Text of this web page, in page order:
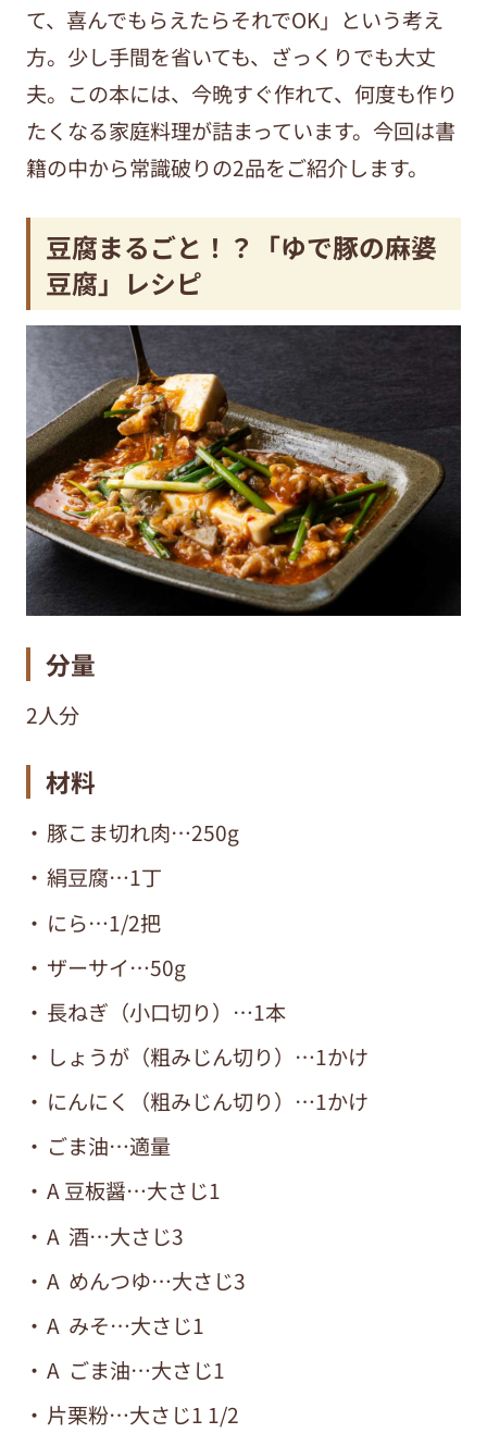
て、喜んでもらえたらそれでOK」という考え
方。少し手間を省いても、ざっくりでも大丈
夫。この本には、今晩すぐ作れて、何度も作り
たくなる家庭料理が詰まっています。今回は書
籍の中から常識破りの2品をご紹介します。
豆腐まるごと！？「ゆで豚の麻婆
豆腐」レシピ
分量
2人分
材料
豚こま切れ肉…250g
絹豆腐…1丁
にら…1/2把
ザーサイ…50g
長ねぎ（小口切り）…1本
しょうが（粗みじん切り）…1かけ
にんにく（粗みじん切り）…1かけ
ごま油…適量
A 豆板醤…大さじ1
A 酒…大さじ3
A めんつゆ…大さじ3
A みそ…大さじ1
A ごま油…大さじ1
片栗粉…大さじ1 1/2